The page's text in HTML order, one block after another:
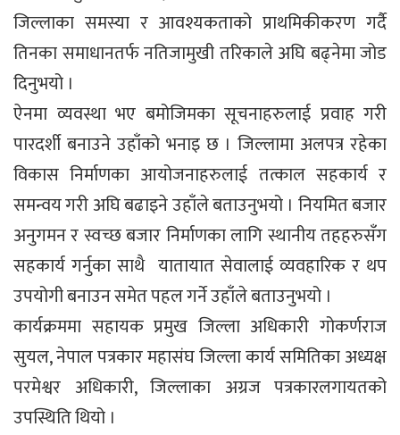
जिल्लाका समस्या र आवश्यकताको प्राथमिकीकरण गर्दै
तिनका समाधानतर्फ नतिजामुखी तरिकाले अघि बढ्नेमा जोड
दिनुभयो ।
ऐनमा व्यवस्था भए बमोजिमका सूचनाहरुलाई प्रवाह गरी
पारदर्शी बनाउने उहाँको भनाइ छ । जिल्लामा अलपत्र रहेका
विकास निर्माणका आयोजनाहरुलाई तत्काल सहकार्य र
समन्वय गरी अघि बढाइने उहाँले बताउनुभयो । नियमित बजार
अनुगमन र स्वच्छ बजार निर्माणका लागि स्थानीय तहहरुसँग
सहकार्य गर्नुका साथै यातायात सेवालाई व्यवहारिक र थप
उपयोगी बनाउन समेत पहल गर्ने उहाँले बताउनुभयो ।
कार्यक्रममा सहायक प्रमुख जिल्ला अधिकारी गोकर्णराज
सुयल, नेपाल पत्रकार महासंघ जिल्ला कार्य समितिका अध्यक्ष
परमेश्वर अधिकारी, जिल्लाका अग्रज पत्रकारलगायतको
उपस्थिति थियो ।